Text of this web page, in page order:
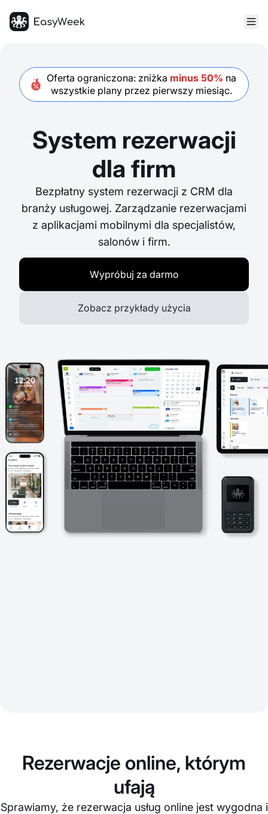
Oferta ograniczona: zniżka minus 50% na
wszystkie plany przez pierwszy miesiąc.
System rezerwacji
dla firm
Bezpłatny system rezerwacji z CRM dla
branży usługowej. Zarządzanie rezerwacjami
z aplikacjami mobilnymi dla specjalistów,
salonów i firm.
Wypróbuj za darmo
Zobacz przykłady użycia
Rezerwacje online, którym
ufają
Sprawiamy, że rezerwacja usług online jest wygodna i